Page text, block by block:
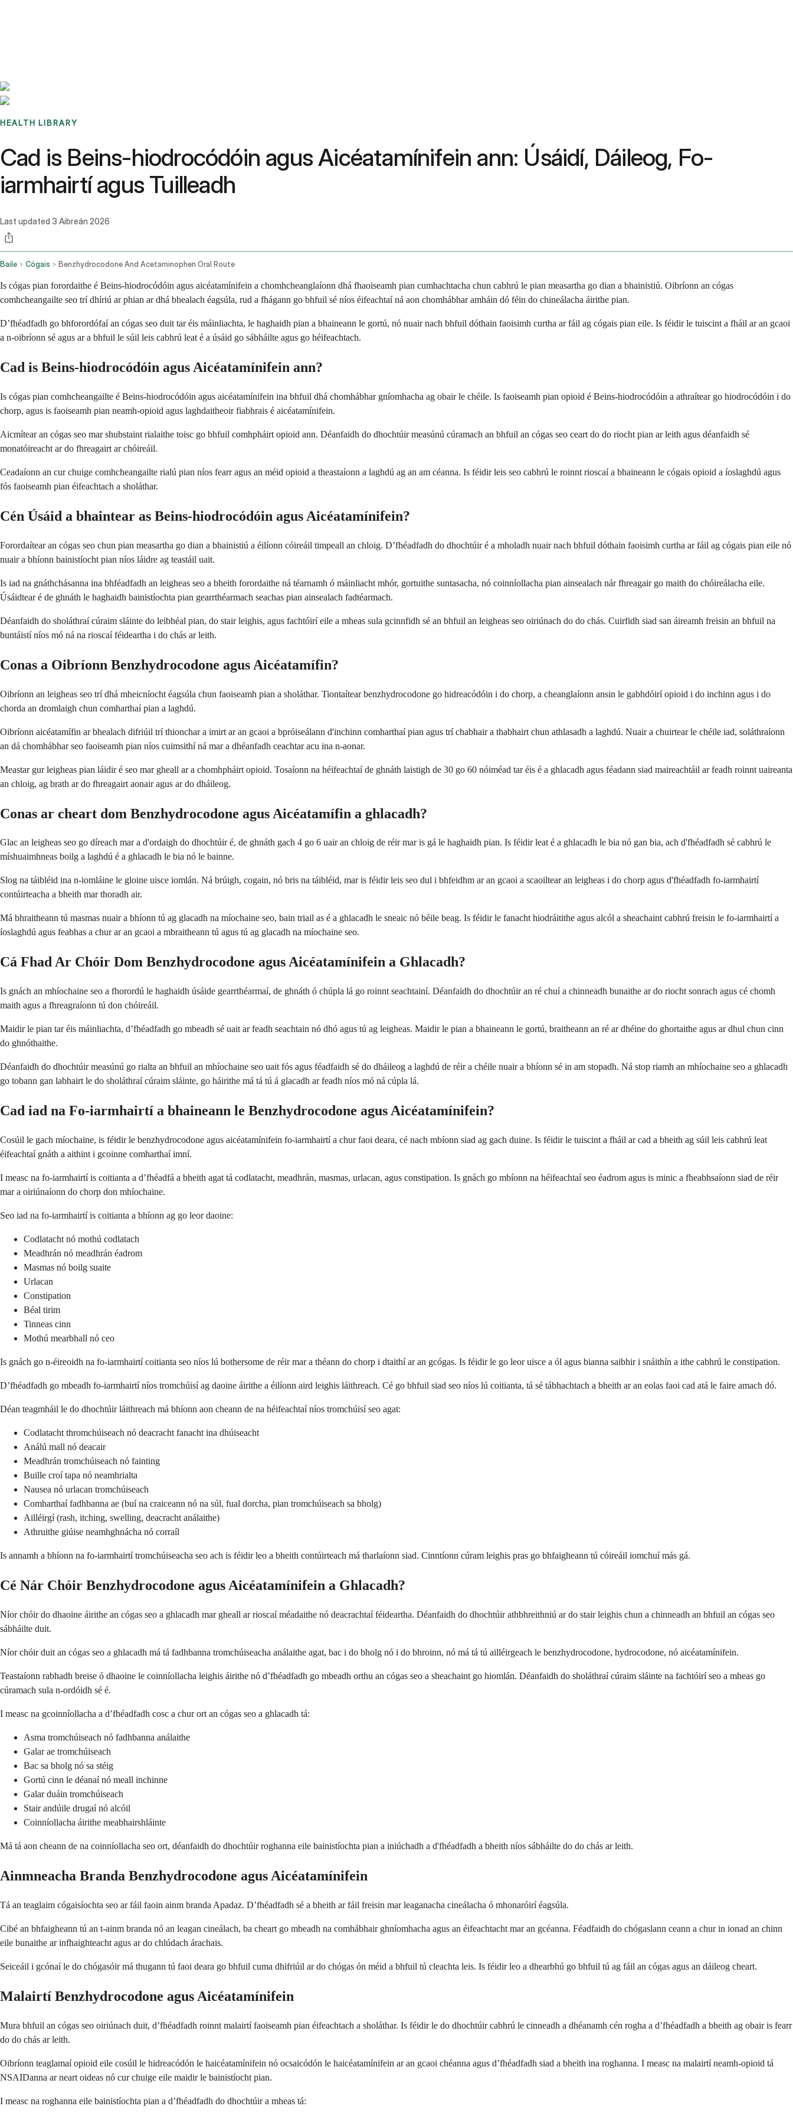
HEALTH LIBRARY
Cad is Beins-hiodrocódóin agus Aicéatamínifein ann: Úsáidí, Dáileog, Fo-
iarmhairtí agus Tuilleadh
Last updated 3 Aibreán 2026
Baile Cógais Benzhydrocodone And Acetaminophen Oral Route
Is cógas pian forordaithe é Beins-hiodrocódóin agus aicéatamínifein a chomhcheanglaíonn dhá fhaoiseamh pian cumhachtacha chun cabhrú le pian measartha go dian a bhainistiú. Oibríonn an cógas
comhcheangailte seo trí dhíriú ar phian ar dhá bhealach éagsúla, rud a fhágann go bhfuil sé níos éifeachtaí ná aon chomhábhar amháin dó féin do chineálacha áirithe pian.
D’fhéadfadh go bhforordófaí an cógas seo duit tar éis máinliachta, le haghaidh pian a bhaineann le gortú, nó nuair nach bhfuil dóthain faoisimh curtha ar fáil ag cógais pian eile. Is féidir le tuiscint a fháil ar an gcaoi
a n-oibríonn sé agus ar a bhfuil le súil leis cabhrú leat é a úsáid go sábháilte agus go héifeachtach.
Cad is Beins-hiodrocódóin agus Aicéatamínifein ann?
Is cógas pian comhcheangailte é Beins-hiodrocódóin agus aicéatamínifein ina bhfuil dhá chomhábhar gníomhacha ag obair le chéile. Is faoiseamh pian opioid é Beins-hiodrocódóin a athraítear go hiodrocódóin i do
chorp, agus is faoiseamh pian neamh-opioid agus laghdaitheoir fiabhrais é aicéatamínifein.
Aicmítear an cógas seo mar shubstaint rialaithe toisc go bhfuil comhpháirt opioid ann. Déanfaidh do dhochtúir measúnú cúramach an bhfuil an cógas seo ceart do do riocht pian ar leith agus déanfaidh sé
monatóireacht ar do fhreagairt ar chóireáil.
Ceadaíonn an cur chuige comhcheangailte rialú pian níos fearr agus an méid opioid a theastaíonn a laghdú ag an am céanna. Is féidir leis seo cabhrú le roinnt rioscaí a bhaineann le cógais opioid a íoslaghdú agus
fós faoiseamh pian éifeachtach a sholáthar.
Cén Úsáid a bhaintear as Beins-hiodrocódóin agus Aicéatamínifein?
Forordaítear an cógas seo chun pian measartha go dian a bhainistiú a éilíonn cóireáil timpeall an chloig. D’fhéadfadh do dhochtúir é a mholadh nuair nach bhfuil dóthain faoisimh curtha ar fáil ag cógais pian eile nó
nuair a bhíonn bainistíocht pian níos láidre ag teastáil uait.
Is iad na gnáthchásanna ina bhféadfadh an leigheas seo a bheith forordaithe ná téarnamh ó máinliacht mhór, gortuithe suntasacha, nó coinníollacha pian ainsealach nár fhreagair go maith do chóireálacha eile.
Úsáidtear é de ghnáth le haghaidh bainistíochta pian gearrthéarmach seachas pian ainsealach fadtéarmach.
Déanfaidh do sholáthraí cúraim sláinte do leibhéal pian, do stair leighis, agus fachtóirí eile a mheas sula gcinnfidh sé an bhfuil an leigheas seo oiriúnach do do chás. Cuirfidh siad san áireamh freisin an bhfuil na
buntáistí níos mó ná na rioscaí féideartha i do chás ar leith.
Conas a Oibríonn Benzhydrocodone agus Aicéatamífin?
Oibríonn an leigheas seo trí dhá mheicníocht éagsúla chun faoiseamh pian a sholáthar. Tiontaítear benzhydrocodone go hidreacódóin i do chorp, a cheanglaíonn ansin le gabhdóirí opioid i do inchinn agus i do
chorda an dromlaigh chun comharthaí pian a laghdú.
Oibríonn aicéatamífin ar bhealach difriúil trí thionchar a imirt ar an gcaoi a bpróiseálann d'inchinn comharthaí pian agus trí chabhair a thabhairt chun athlasadh a laghdú. Nuair a chuirtear le chéile iad, soláthraíonn
an dá chomhábhar seo faoiseamh pian níos cuimsithí ná mar a dhéanfadh ceachtar acu ina n-aonar.
Meastar gur leigheas pian láidir é seo mar gheall ar a chomhpháirt opioid. Tosaíonn na héifeachtaí de ghnáth laistigh de 30 go 60 nóiméad tar éis é a ghlacadh agus féadann siad maireachtáil ar feadh roinnt uaireanta
an chloig, ag brath ar do fhreagairt aonair agus ar do dháileog.
Conas ar cheart dom Benzhydrocodone agus Aicéatamífin a ghlacadh?
Glac an leigheas seo go díreach mar a d'ordaigh do dhochtúir é, de ghnáth gach 4 go 6 uair an chloig de réir mar is gá le haghaidh pian. Is féidir leat é a ghlacadh le bia nó gan bia, ach d'fhéadfadh sé cabhrú le
míshuaimhneas boilg a laghdú é a ghlacadh le bia nó le bainne.
Slog na táibléid ina n-iomláine le gloine uisce iomlán. Ná brúigh, cogain, nó bris na táibléid, mar is féidir leis seo dul i bhfeidhm ar an gcaoi a scaoiltear an leigheas i do chorp agus d'fhéadfadh fo-iarmhairtí
contúirteacha a bheith mar thoradh air.
Má bhraitheann tú masmas nuair a bhíonn tú ag glacadh na míochaine seo, bain triail as é a ghlacadh le sneaic nó béile beag. Is féidir le fanacht hiodráitithe agus alcól a sheachaint cabhrú freisin le fo-iarmhairtí a
íoslaghdú agus feabhas a chur ar an gcaoi a mbraitheann tú agus tú ag glacadh na míochaine seo.
Cá Fhad Ar Chóir Dom Benzhydrocodone agus Aicéatamínifein a Ghlacadh?
Is gnách an mhíochaine seo a fhorordú le haghaidh úsáide gearrthéarmaí, de ghnáth ó chúpla lá go roinnt seachtainí. Déanfaidh do dhochtúir an ré chuí a chinneadh bunaithe ar do riocht sonrach agus cé chomh
maith agus a fhreagraíonn tú don chóireáil.
Maidir le pian tar éis máinliachta, d’fhéadfadh go mbeadh sé uait ar feadh seachtain nó dhó agus tú ag leigheas. Maidir le pian a bhaineann le gortú, braitheann an ré ar dhéine do ghortaithe agus ar dhul chun cinn
do ghnóthaithe.
Déanfaidh do dhochtúir measúnú go rialta an bhfuil an mhíochaine seo uait fós agus féadfaidh sé do dháileog a laghdú de réir a chéile nuair a bhíonn sé in am stopadh. Ná stop riamh an mhíochaine seo a ghlacadh
go tobann gan labhairt le do sholáthraí cúraim sláinte, go háirithe má tá tú á glacadh ar feadh níos mó ná cúpla lá.
Cad iad na Fo-iarmhairtí a bhaineann le Benzhydrocodone agus Aicéatamínifein?
Cosúil le gach míochaine, is féidir le benzhydrocodone agus aicéatamínifein fo-iarmhairtí a chur faoi deara, cé nach mbíonn siad ag gach duine. Is féidir le tuiscint a fháil ar cad a bheith ag súil leis cabhrú leat
éifeachtaí gnáth a aithint i gcoinne comharthaí imní.
I measc na fo-iarmhairtí is coitianta a d’fhéadfá a bheith agat tá codlatacht, meadhrán, masmas, urlacan, agus constipation. Is gnách go mbíonn na héifeachtaí seo éadrom agus is minic a fheabhsaíonn siad de réir
mar a oiriúnaíonn do chorp don mhíochaine.
Seo iad na fo-iarmhairtí is coitianta a bhíonn ag go leor daoine:
Codlatacht nó mothú codlatach
Meadhrán nó meadhrán éadrom
Masmas nó boilg suaite
Urlacan
Constipation
Béal tirim
Tinneas cinn
Mothú mearbhall nó ceo
Is gnách go n-éireoidh na fo-iarmhairtí coitianta seo níos lú bothersome de réir mar a théann do chorp i dtaithí ar an gcógas. Is féidir le go leor uisce a ól agus bianna saibhir i snáithín a ithe cabhrú le constipation.
D’fhéadfadh go mbeadh fo-iarmhairtí níos tromchúisí ag daoine áirithe a éilíonn aird leighis láithreach. Cé go bhfuil siad seo níos lú coitianta, tá sé tábhachtach a bheith ar an eolas faoi cad atá le faire amach dó.
Déan teagmháil le do dhochtúir láithreach má bhíonn aon cheann de na héifeachtaí níos tromchúisí seo agat:
Codlatacht thromchúiseach nó deacracht fanacht ina dhúiseacht
Análú mall nó deacair
Meadhrán tromchúiseach nó fainting
Buille croí tapa nó neamhrialta
Nausea nó urlacan tromchúiseach
Comharthaí fadhbanna ae (buí na craiceann nó na súl, fual dorcha, pian tromchúiseach sa bholg)
Ailléirgí (rash, itching, swelling, deacracht análaithe)
Athruithe giúise neamhghnácha nó corraíl
Is annamh a bhíonn na fo-iarmhairtí tromchúiseacha seo ach is féidir leo a bheith contúirteach má tharlaíonn siad. Cinntíonn cúram leighis pras go bhfaigheann tú cóireáil iomchuí más gá.
Cé Nár Chóir Benzhydrocodone agus Aicéatamínifein a Ghlacadh?
Níor chóir do dhaoine áirithe an cógas seo a ghlacadh mar gheall ar rioscaí méadaithe nó deacrachtaí féideartha. Déanfaidh do dhochtúir athbhreithniú ar do stair leighis chun a chinneadh an bhfuil an cógas seo
sábháilte duit.
Níor chóir duit an cógas seo a ghlacadh má tá fadhbanna tromchúiseacha análaithe agat, bac i do bholg nó i do bhroinn, nó má tá tú ailléirgeach le benzhydrocodone, hydrocodone, nó aicéatamínifein.
Teastaíonn rabhadh breise ó dhaoine le coinníollacha leighis áirithe nó d’fhéadfadh go mbeadh orthu an cógas seo a sheachaint go hiomlán. Déanfaidh do sholáthraí cúraim sláinte na fachtóirí seo a mheas go
cúramach sula n-ordóidh sé é.
I measc na gcoinníollacha a d’fhéadfadh cosc a chur ort an cógas seo a ghlacadh tá:
Asma tromchúiseach nó fadhbanna análaithe
Galar ae tromchúiseach
Bac sa bholg nó sa stéig
Gortú cinn le déanaí nó meall inchinne
Galar duáin tromchúiseach
Stair andúile drugaí nó alcóil
Coinníollacha áirithe meabhairshláinte
Má tá aon cheann de na coinníollacha seo ort, déanfaidh do dhochtúir roghanna eile bainistíochta pian a iniúchadh a d'fhéadfadh a bheith níos sábháilte do do chás ar leith.
Ainmneacha Branda Benzhydrocodone agus Aicéatamínifein
Tá an teaglaim cógaisíochta seo ar fáil faoin ainm branda Apadaz. D’fhéadfadh sé a bheith ar fáil freisin mar leaganacha cineálacha ó mhonaróirí éagsúla.
Cibé an bhfaigheann tú an t-ainm branda nó an leagan cineálach, ba cheart go mbeadh na comhábhair ghníomhacha agus an éifeachtacht mar an gcéanna. Féadfaidh do chógaslann ceann a chur in ionad an chinn
eile bunaithe ar infhaighteacht agus ar do chlúdach árachais.
Seiceáil i gcónaí le do chógasóir má thugann tú faoi deara go bhfuil cuma dhifriúil ar do chógas ón méid a bhfuil tú cleachta leis. Is féidir leo a dhearbhú go bhfuil tú ag fáil an cógas agus an dáileog cheart.
Malairtí Benzhydrocodone agus Aicéatamínifein
Mura bhfuil an cógas seo oiriúnach duit, d’fhéadfadh roinnt malairtí faoiseamh pian éifeachtach a sholáthar. Is féidir le do dhochtúir cabhrú le cinneadh a dhéanamh cén rogha a d’fhéadfadh a bheith ag obair is fearr
do do chás ar leith.
Oibríonn teaglamaí opioid eile cosúil le hidreacódón le haicéatamínifein nó ocsaicódón le haicéatamínifein ar an gcaoi chéanna agus d’fhéadfadh siad a bheith ina roghanna. I measc na malairtí neamh-opioid tá
NSAIDanna ar neart oideas nó cur chuige eile maidir le bainistíocht pian.
I measc na roghanna eile bainistíochta pian a d’fhéadfadh do dhochtúir a mheas tá: